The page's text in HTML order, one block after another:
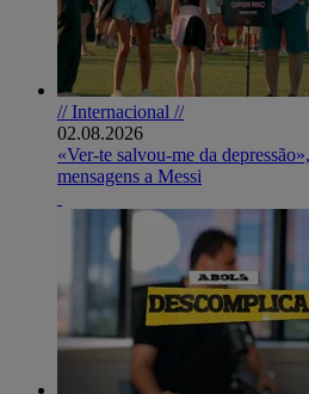
// Internacional //
02.08.2026
«Ver-te salvou-me da
mensagens a Messi